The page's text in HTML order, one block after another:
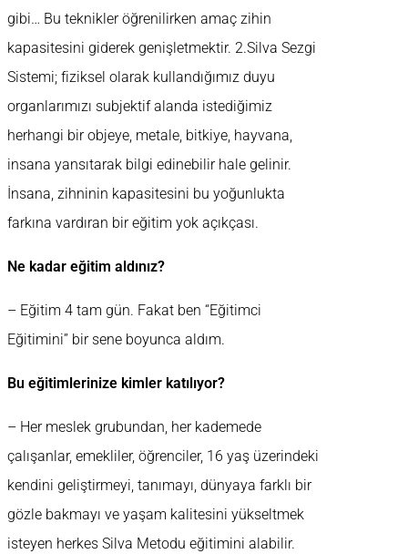
gibi… Bu teknikler öğrenilirken amaç zihin
kapasitesini giderek genişletmektir. 2.Silva Sezgi
Sistemi; fiziksel olarak kullandığımız duyu
organlarımızı subjektif alanda istediğimiz
herhangi bir objeye, metale, bitkiye, hayvana,
insana yansıtarak bilgi edinebilir hale gelinir.
İnsana, zihninin kapasitesini bu yoğunlukta
farkına vardıran bir eğitim yok açıkçası.
Ne kadar eğitim aldınız?
– Eğitim 4 tam gün. Fakat ben “Eğitimci
Eğitimini” bir sene boyunca aldım.
Bu eğitimlerinize kimler katılıyor?
– Her meslek grubundan, her kademede
çalışanlar, emekliler, öğrenciler, 16 yaş üzerindeki
kendini geliştirmeyi, tanımayı, dünyaya farklı bir
gözle bakmayı ve yaşam kalitesini yükseltmek
isteyen herkes Silva Metodu eğitimini alabilir.